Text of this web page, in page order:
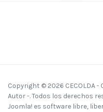
Copyright © 2026 CECOLDA
Autor -. Todos los derechos
Joomla! es software libre,